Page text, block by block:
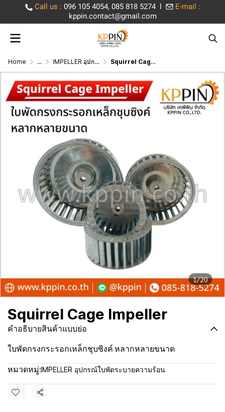
Call us : 096 105 4054, 085 818 5274 l
E-mail :
kppin.contact@gmail.com
Home ... IMPELLER อุปกรณ์ใบพัดระบายความร้อน Squirrel Cage Impeller
1/20
Squirrel Cage Impeller
คำอธิบายสินค้าแบบย่อ
ใบพัดกรงกระรอกเหล็กชุบซิงค์ หลากหลายขนาด
หมวดหมู่:IMPELLER อุปกรณ์ใบพัดระบายความร้อน
แชร์